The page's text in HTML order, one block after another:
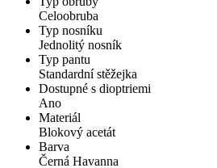
Celoobruba
Typ nosníku
Jednolitý nosník
Typ pantu
Standardní stěžejka
Dostupné s dioptriemi
Ano
Materiál
Blokový acetát
Barva
Černá Havanna